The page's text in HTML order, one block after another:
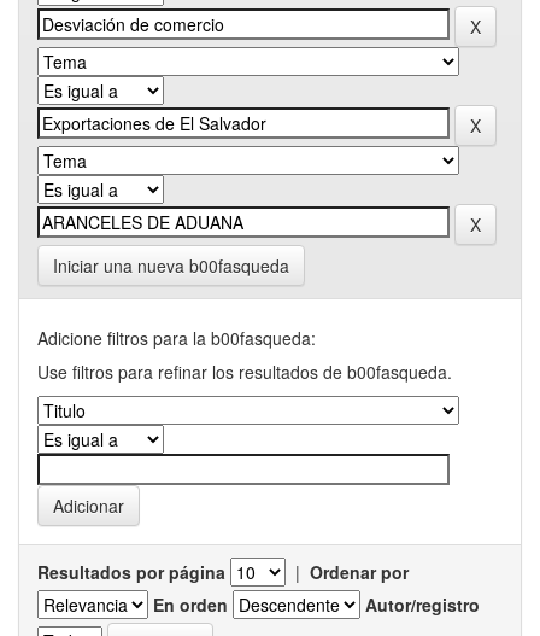
Iniciar una nueva b00fasqueda
Adicione filtros para la b00fasqueda:
Use filtros para refinar los resultados de b00fasqueda.
Resultados por página | Ordenar por
En orden
Autor/registro